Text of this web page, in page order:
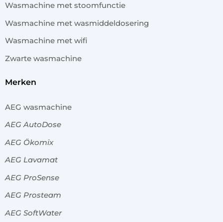
Wasmachine met stoomfunctie
Wasmachine met wasmiddeldosering
Wasmachine met wifi
Zwarte wasmachine
merken
AEG wasmachine
AEG AutoDose
AEG Ökomix
AEG Lavamat
AEG ProSense
AEG Prosteam
AEG SoftWater